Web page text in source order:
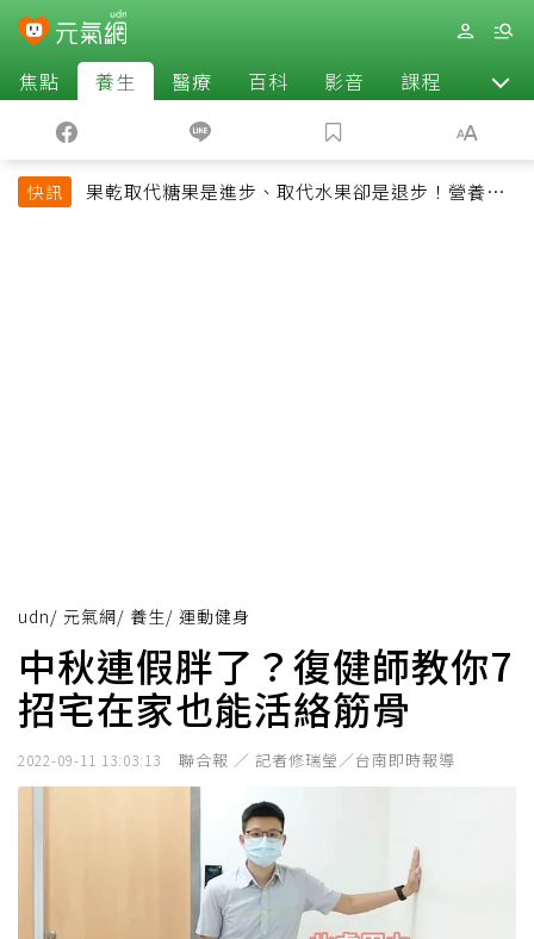
焦點 養生 醫療 百科 影音 課程 退休
快訊
果乾取代糖果是進步、取代水果卻是退步！營養師
udn/ 元氣網/ 養生/ 運動健身
中秋連假胖了？復健師教你7
招宅在家也能活絡筋骨
2022-09-11 13:03:13 聯合報 ／ 記者修瑞瑩／台南即時報導